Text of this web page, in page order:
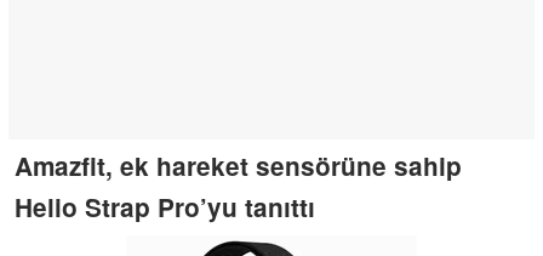
Amazfit, ek hareket sensörüne sahip
Helio Strap Pro’yu tanıttı